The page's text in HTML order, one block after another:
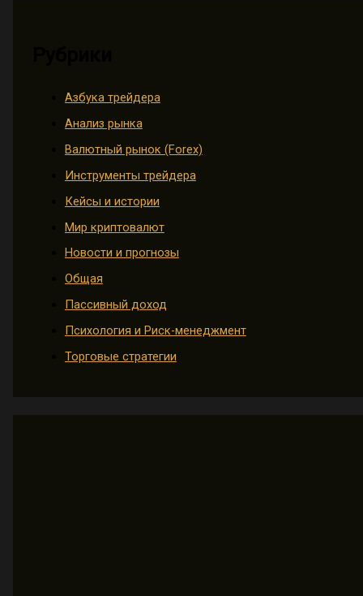
Азбука трейдера
Анализ рынка
Валютный рынок (Forex)
Инструменты трейдера
Кейсы и истории
Мир криптовалют
Новости и прогнозы
Общая
Пассивный доход
Психология и Риск-менеджмент
Торговые стратегии